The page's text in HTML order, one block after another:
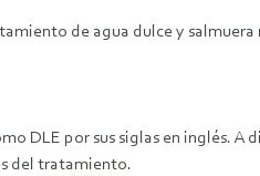
de agua dulce y
DLE por sus siglas en inglés. A
del tratamiento.